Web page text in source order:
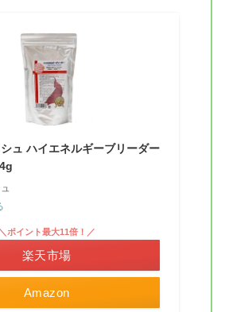
ュ ハイエネルギーブリーダー
Amazon
＼ポイント最大11倍！／
楽天市場